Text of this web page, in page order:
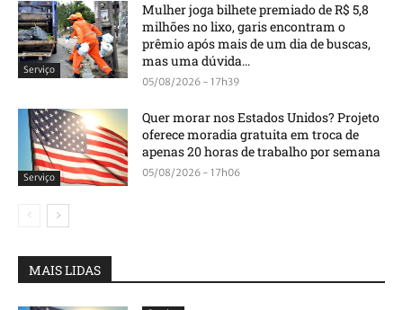
Serviço
Mulher joga bilhete premiado de R$ 5,8
milhões no lixo, garis encontram o
prêmio após mais de um dia de buscas,
mas uma dúvida...
05/08/2026 - 17h39
Serviço
Quer morar nos Estados Unidos? Projeto
oferece moradia gratuita em troca de
apenas 20 horas de trabalho por semana
05/08/2026 - 17h06
MAIS LIDAS